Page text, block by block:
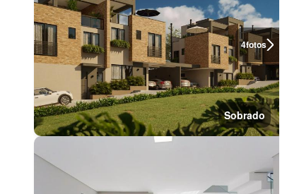
4fotos
Sobrado